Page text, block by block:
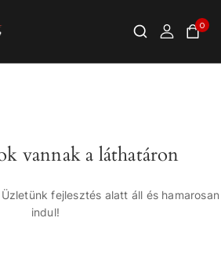
0
vannak a láthatáron
fejlesztés alatt áll és hamarosan
indul!